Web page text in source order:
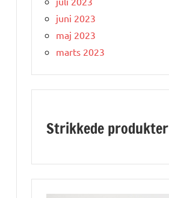
juni 2023
maj 2023
marts 2023
Strikkede produkter